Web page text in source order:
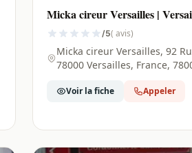
Micka cireur Versailles |
/5( avis)
Micka cireur Versailles, 92
78000 Versailles, France,
Voir la fiche Appeler